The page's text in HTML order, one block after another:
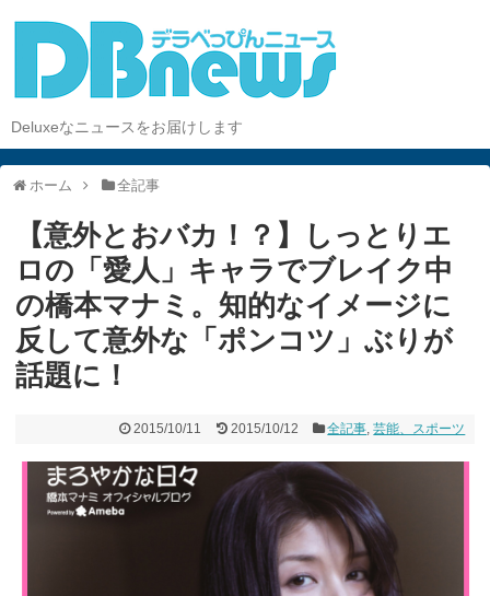
Deluxeなニュースをお届けします
ホーム 全記事
【意外とおバカ！？】しっとりエ
ロの「愛人」キャラでブレイク中
の橋本マナミ。知的なイメージに
反して意外な「ポンコツ」ぶりが
話題に！
2015/10/11 2015/10/12 全記事,芸能、スポーツ